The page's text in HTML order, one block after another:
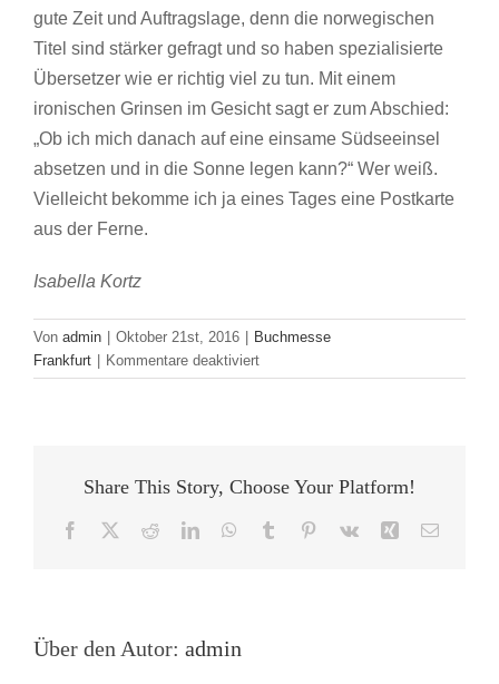
gute Zeit und Auftragslage, denn die norwegischen
Titel sind stärker gefragt und so haben spezialisierte
Übersetzer wie er richtig viel zu tun. Mit einem
ironischen Grinsen im Gesicht sagt er zum Abschied:
„Ob ich mich danach auf eine einsame Südseeinsel
absetzen und in die Sonne legen kann?“ Wer weiß.
Vielleicht bekomme ich ja eines Tages eine Postkarte
aus der Ferne.
Isabella Kortz
Von admin Oktober 21st, 2016
Buchmesse
Frankfurt
Kommentare deaktiviertfür
Traumberuf
Share This Story, Choose Your Platform!
Facebook RedditLinkedInWhatsApp
Tumblr Pinterest
Vk Xing E-
Über den Autor: admin